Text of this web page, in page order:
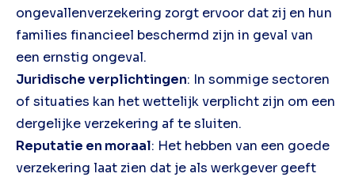
ongevallenverzekering zorgt ervoor dat zij en hun
families financieel beschermd zijn in geval van
een ernstig ongeval.
Juridische verplichtingen: In sommige sectoren
of situaties kan het wettelijk verplicht zijn om een
dergelijke verzekering af te sluiten.
Reputatie en moraal: Het hebben van een goede
verzekering laat zien dat je als werkgever geeft